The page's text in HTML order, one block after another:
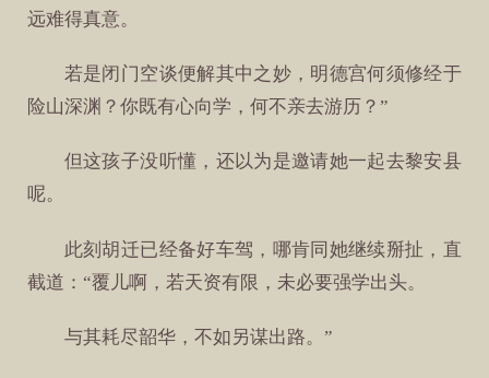
远难得真意。
若是闭门空谈便解其中之妙，明德宫何须修经于
险山深渊？你既有心向学，何不亲去游历？”
但这孩子没听懂，还以为是邀请她一起去黎安县
呢。
此刻胡迁已经备好车驾，哪肯同她继续掰扯，直
截道：“覆儿啊，若天资有限，未必要强学出头。
与其耗尽韶华，不如另谋出路。”